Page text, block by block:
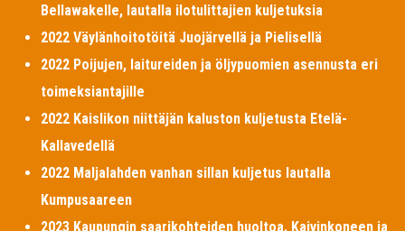
Bellawakelle, lautalla ilotulittajien kuljetuksia
2022 Väylänhoitotöitä Juojärvellä ja Pielisellä
2022 Poijujen, laitureiden ja öljypuomien asennusta eri
toimeksiantajille
2022 Kaislikon niittäjän kaluston kuljetusta Etelä-
Kallavedellä
2022 Maljalahden vanhan sillan kuljetus lautalla
Kumpusaareen
2023 Kaupungin saarikohteiden huoltoa. Kaivinkoneen ja